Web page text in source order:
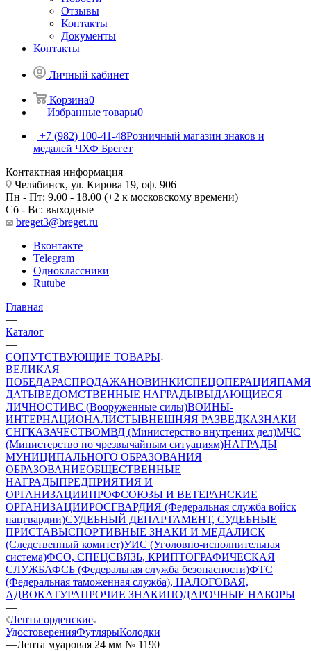
Отзывы
Контакты
Документы
Контакты
Личный кабинет
Корзина0
Избранные товары0
+7 (982) 100-41-48Розничный магазин знаков и
медалей ЧХФ Брегет
Контактная информация
Челябинск, ул. Кирова 19, оф. 906
Пн - Пт: 9.00 - 18.00 (+2 к московскому времени)
Сб - Вс: выходные
breget3@breget.ru
Вконтакте
Telegram
Одноклассники
Rutube
Главная
—
Каталог
—
СОПУТСТВУЮЩИЕ ТОВАРЫ
ВЕЛИКАЯ
ПОБЕДАРАСПРОДАЖАНОВИНКИСПЕЦОПЕРАЦИЯ
ДАТЫВЕДОМСТВЕННЫЕ НАГРАДЫВЫДАЮЩИЕСЯ
ЛИЧНОСТИВС (Вооруженные силы)ВОИНЫ-
ИНТЕРНАЦИОНАЛИСТЫВНЕШНЯЯ РАЗВЕДКАЗНАКИ
СНГКАЗАЧЕСТВОМВД (Министерство внутрених дел)МЧС
(Министерство по чрезвычайным ситуациям)НАГРАДЫ
МУНИЦИПАЛЬНОГО ОБРАЗОВАНИЯ
ОБРАЗОВАНИЕОБЩЕСТВЕННЫЕ
НАГРАДЫПРЕДПРИЯТИЯ И
ОРГАНИЗАЦИИПРОФСОЮЗЫ И ВЕТЕРАНСКИЕ
ОРГАНИЗАЦИИРОСГВАРДИЯ (Федеральная служба войск
нацгвардии)СУДЕБНЫЙ ДЕПАРТАМЕНТ, СУДЕБНЫЕ
ПРИСТАВЫСПОРТИВНЫЕ ЗНАКИ И МЕДАЛИСК
(Следственный комитет)УИС (Уголовно-исполнительная
система)ФСО, СПЕЦСВЯЗЬ, КРИПТОГРАФИЧЕСКАЯ
СЛУЖБАФСБ (Федеральная служба безопасности)ФТС
(Федеральная таможенная служба), НАЛОГОВАЯ,
АДВОКАТУРАПРОЧИЕ ЗНАКИПОДАРОЧНЫЕ НАБОРЫ
—
Ленты орденские
УдостоверенияФутлярыКолодки
—Лента муаровая 24 мм № 1190